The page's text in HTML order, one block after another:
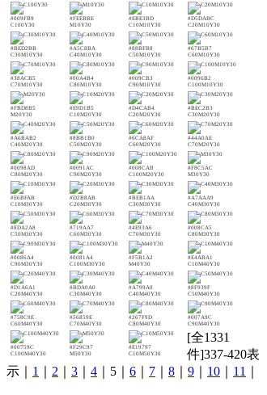
#009FB9
C100Y30
#FEEBBE
M10Y30
#EBE3BD
C10M10Y30
#D5DABC
C20M10Y30
#BED2BB
C30M10Y30
#A5C8BA
C40M10Y30
#88BFB8
C50M10Y30
#67B5B7
C60M10Y30
#38ACB5
C70M10Y30
#00A4B4
C80M10Y30
#009CB3
C90M10Y30
#0096B2
C100M10Y30
#FBD8B5
M20Y30
#E9D1B5
C10M20Y30
#D4CAB4
C20M20Y30
#BEC2B3
C30M20Y30
#A6BAB2
C40M20Y30
#8BB1B0
C50M20Y30
#6CA8AF
C60M20Y30
#44A0AE
C70M20Y30
#0098AD
C80M20Y30
#0091AC
C90M20Y30
#008CAB
C100M20Y30
#F8C5AC
M30Y30
#E6BFAB
C10M30Y30
#D2B8AB
C20M30Y30
#BEB1AA
C30M30Y30
#A7AAA9
C40M30Y30
#8DA2A8
C50M30Y30
#719AA7
C60M30Y30
#4E93A6
C70M30Y30
#008CA5
C80M30Y30
#0086A4
C90M30Y30
#0081A4
C100M30Y30
#F5B1A2
M40Y30
#E4ABA1
C10M40Y30
#D1A6A1
C20M40Y30
#BDA0A0
C30M40Y30
#A799A0
C40M40Y30
#8F939F
C50M40Y30
#758C9E
C60M40Y30
#56859E
C70M40Y30
#267F9D
C80M40Y30
#007A9C
C90M40Y30
#00759C
C100M40Y30
#F29C97
M50Y30
#E19797
C10M50Y30
[全1331
件]337-420表
示｜ 1 2 3 4 ｜5｜ 6 7 8 9 10 11